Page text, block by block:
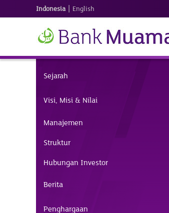
Indonesia | English
Sejarah
Visi, Misi & Nilai
Manajemen
Struktur
Hubungan Investor
Berita
Penghargaan